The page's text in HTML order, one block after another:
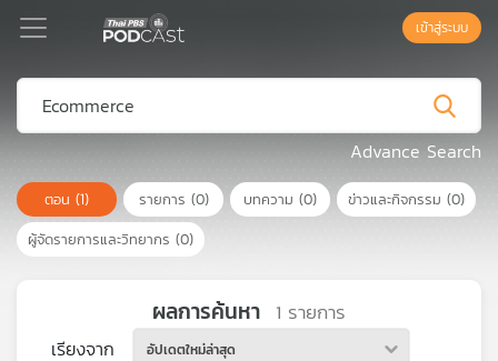
Podcast
เพล
ย์
ลิ
เข้าสู่ระบบ
Advance Search
ตอน (1) รายการ (0) บทความ (0) ข่าวและกิจกรรม (0)
ผู้จัดรายการและวิทยากร (0)
ผลการค้นหา 1 รายการ
เรียงจาก อัปเดตใหม่ล่าสุด